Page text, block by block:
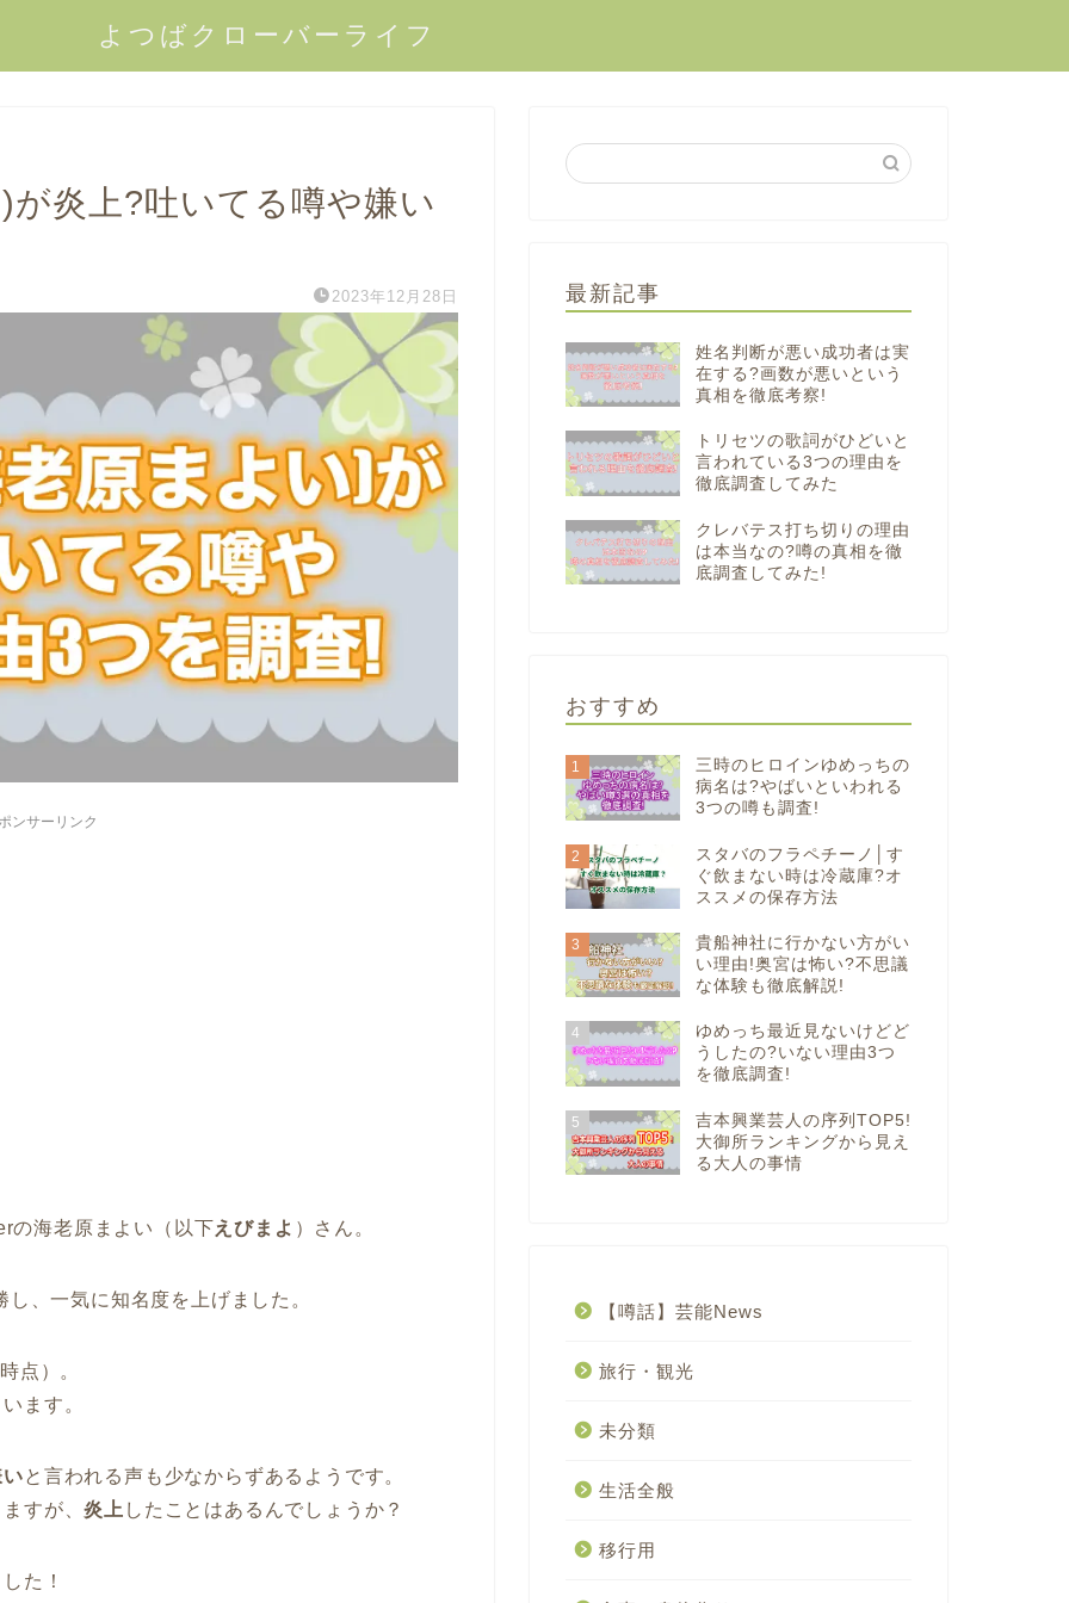
よつばクローバーライフ
炎上?吐いてる噂や嫌い
2023年12月28日
ンサーリンク
の海老原まよい（以下えびまよ ）さん。
、一気に知名度を上げました。
点）。
ます。
と言われる声も少なからずあるようです。
すが、炎上 したことはあるんでしょうか？
た！
最新記事
姓名判断が悪い成功者は実
在する?画数が悪いという
真相を徹底考察!
トリセツの歌詞がひどいと
言われている3つの理由を
徹底調査してみた
クレバテス打ち切りの理由
は本当なの?噂の真相を徹
底調査してみた!
おすすめ
1
三時のヒロインゆめっちの
病名は?やばいといわれる
3つの噂も調査!
2
スタバのフラペチーノ│す
ぐ飲まない時は冷蔵庫?オ
ススメの保存方法
3
貴船神社に行かない方がい
い理由!奥宮は怖い?不思議
な体験も徹底解説!
4
ゆめっち最近見ないけどど
うしたの?いない理由3つ
を徹底調査!
5
吉本興業芸人の序列TOP5!
大御所ランキングから見え
る大人の事情
【噂話】芸能News
旅行・観光
未分類
生活全般
移行用